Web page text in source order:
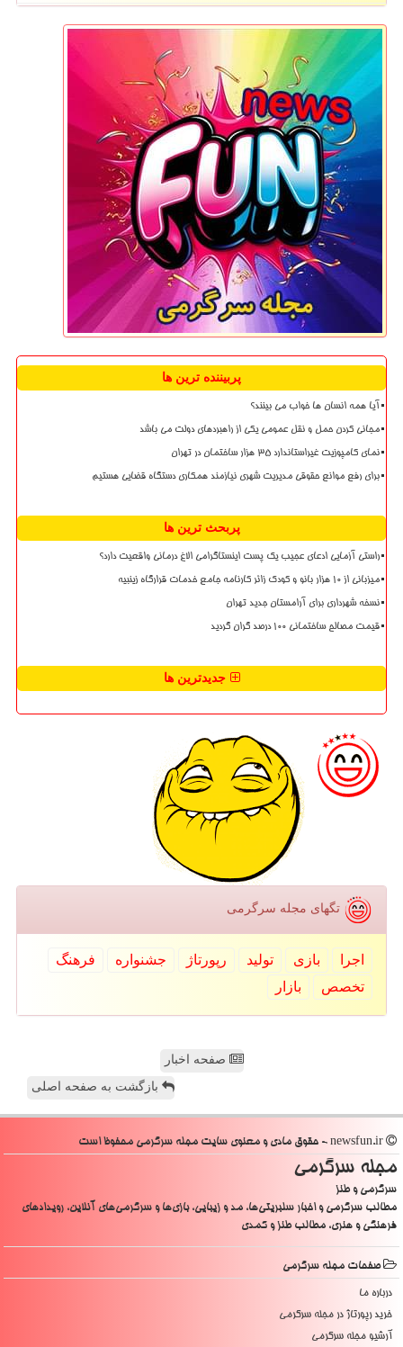
پربیننده ترین ها
آیا همه انسان ها خواب می بینند؟
مجانی کردن حمل و نقل عمومی یکی از راهبردهای دولت می باشد
نمای کامپوزیت غیراستاندارد ۳۵ هزار ساختمان در تهران
برای رفع موانع حقوقی مدیریت شهری نیازمند همکاری دستگاه قضایی هستیم
پربحث ترین ها
راستی آزمایی ادعای عجیب یک پست اینستاگرامی الاغ درمانی واقعیت دارد؟
میزبانی از ۱۰ هزار بانو و کودک زائر کارنامه جامع خدمات قرارگاه زینبیه
نسخه شهرداری برای آرامستان جدید تهران
قیمت مصالح ساختمانی ۱۰۰ درصد گران گردید
جدیدترین ها
تگهای مجله سرگرمی
اجرا بازی تولید رپورتاژ جشنواره
فرهنگ
تخصص
بازار
صفحه اخبار
بازگشت به صفحه اصلی
مجله سرگرمی
سرگرمی و طنز
مطالب سرگرمی و اخبار سلبریتی‌ها، مد و زیبایی، بازی‌ها و سرگرمی‌های آنلاین، رویدادهای
فرهنگی و هنری، مطالب طنز و کمدی
صفحات مجله سرگرمی
درباره ما
خرید رپورتاژ در مجله سرگرمی
آرشیو مجله سرگرمی